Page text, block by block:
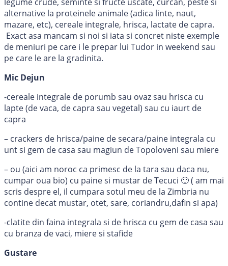
legume crude, seminte si fructe uscate, curcan, peste si
alternative la proteinele animale (adica linte, naut,
mazare, etc), cereale integrale, hrisca, lactate de capra.
Exact asa mancam si noi si iata si concret niste exemple
de meniuri pe care i le prepar lui Tudor in weekend sau
pe care le are la gradinita.
Mic Dejun
-cereale integrale de porumb sau ovaz sau hrisca cu
lapte (de vaca, de capra sau vegetal) sau cu iaurt de
capra
– crackers de hrisca/paine de secara/paine integrala cu
unt si gem de casa sau magiun de Topoloveni sau miere
– ou (aici am noroc ca primesc de la tara sau daca nu,
cumpar oua bio) cu paine si mustar de Tecuci 🙂 ( am mai
scris despre el, il cumpara sotul meu de la Zimbria nu
contine decat mustar, otet, sare, coriandru,dafin si apa)
-clatite din faina integrala si de hrisca cu gem de casa sau
cu branza de vaci, miere si stafide
Gustare